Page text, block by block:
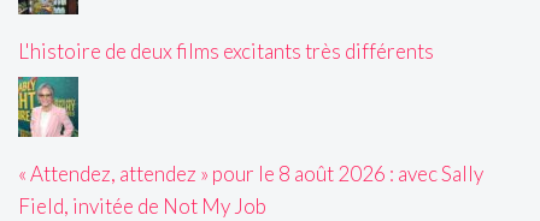
L'histoire de deux films excitants très différents
« Attendez, attendez » pour le 8 août 2026 : avec Sally
Field, invitée de Not My Job